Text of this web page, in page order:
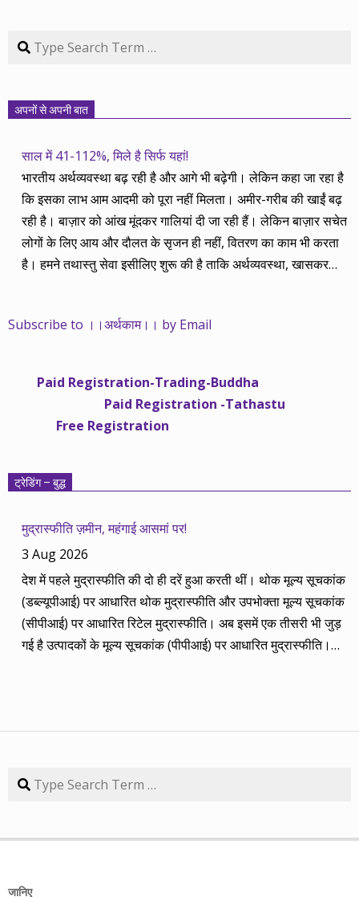
Search
अपनों से अपनी बात
साल में 41-112%, मिले है सिर्फ यहां!
भारतीय अर्थव्यवस्था बढ़ रही है और आगे भी बढ़ेगी। लेकिन कहा जा रहा है
कि इसका लाभ आम आदमी को पूरा नहीं मिलता। अमीर-गरीब की खाईं बढ़
रही है। बाज़ार को आंख मूंदकर गालियां दी जा रही हैं। लेकिन बाज़ार सचेत
लोगों के लिए आय और दौलत के सृजन ही नहीं, वितरण का काम भी करता
है। हमने तथास्तु सेवा इसीलिए शुरू की है ताकि अर्थव्यवस्था, खासकर
महंगाई की दर 10 प्रतिशत से ऊपर रहती है। वे भागकर जाते हैं सोने और
साढ़े चार सालों से अर्थकाम से जुड़े हैं, वे हमारी ईमानदारी और सत्यनिष्ठा से
भलीभांति वाकिफ हैं। शुरू में हम भी कच्चे थे तो बाज़ार के उस्तादों के जाल
में फंस गए। गलतियां कीं। लेकिन जैसे ही समझ में आया, खटाक से उनसे
मजबूत आधार और गहन रिसर्च के साथ। उसी का नतीजा है कि हमारी
अगस्त 2014 तक का लेखाजोखा रखा था। अब सितंबर 2013 से सितंबर
2014 की बानगी पेश है। सितंबर 2013 में पांच रविवार थे तो पांच
कंपनियां। आप नीचे की सारिणी से देख सकते हैं कि पांच में चार ने अपना
(तीन से पांच साल का) लक्ष्य साल भर में ही पूरा कर लिया है, जबकि एक
कंपनी 84.57 प्रतिशत रिटर्न के साथ लक्ष्य से ज़रा-सा पीछे है। तारीख
कंपनी तब का भाव समय लक्ष्य 30/09/14 का भाव रिटर्न (%) 01/09/13
डॉ. रेड्डीज़ लैब 2292.90 3 साल 2815 3229.60 40.85 08/09/13
संतुलन बनाकर चलते हैं। यह भी बताते हैं कि कहां पर एंट्री करें और आपके
हासिल कर चुका है और यही नहीं, 24 सितंबर 2014 को 3356.60 रुपए
Subscribe to ।।अर्थकाम।। by Email
Paid Registration-Trading-Buddha
Paid Registration -Tathastu
Free Registration
ट्रेडिंग – बुद्ध
मुद्रास्फीति ज़मीन, महंगाई आसमां पर!
3 Aug 2026
देश में पहले मुद्रास्फीति की दो ही दरें हुआ करती थीं। थोक मूल्य सूचकांक
(डब्ल्यूपीआई) पर आधारित थोक मुद्रास्फीति और उपभोक्ता मूल्य सूचकांक
(सीपीआई) पर आधारित रिटेल मुद्रास्फीति। अब इसमें एक तीसरी भी जुड़
गई है उत्पादकों के मूल्य सूचकांक (पीपीआई) पर आधारित मुद्रास्फीति।
मुद्रास्फीति जितनी बढ़ती है, उससे ज्यादा कमाई बढ़ जाए तो किसी को
मुद्रास्फीति का 4% बढ़ना भी घर-गृहस्थी की कमर तोड़ देता है। सरकार
कहती है कि उसने तो पिछले बारह सालों में मुद्रास्फीति को काबू में कर रखा
(एफआईटी) फ्रेमवर्क के तहत रिटेल मुद्रास्फीति के लिए 4% को बीच में
तक टूटी नहीं है। यह फ्रेमवर्क हर पांच साल पर बढ़ाया जाता है। अभी इसे
जानिए